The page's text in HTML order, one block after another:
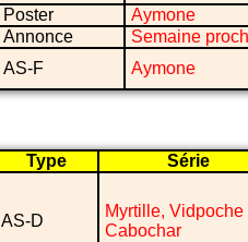
Poster
Aymone
Annonce
Semaine
AS-F Aymone
Type Série
AS-D
Myrtille, Vidpoche
Cabochar